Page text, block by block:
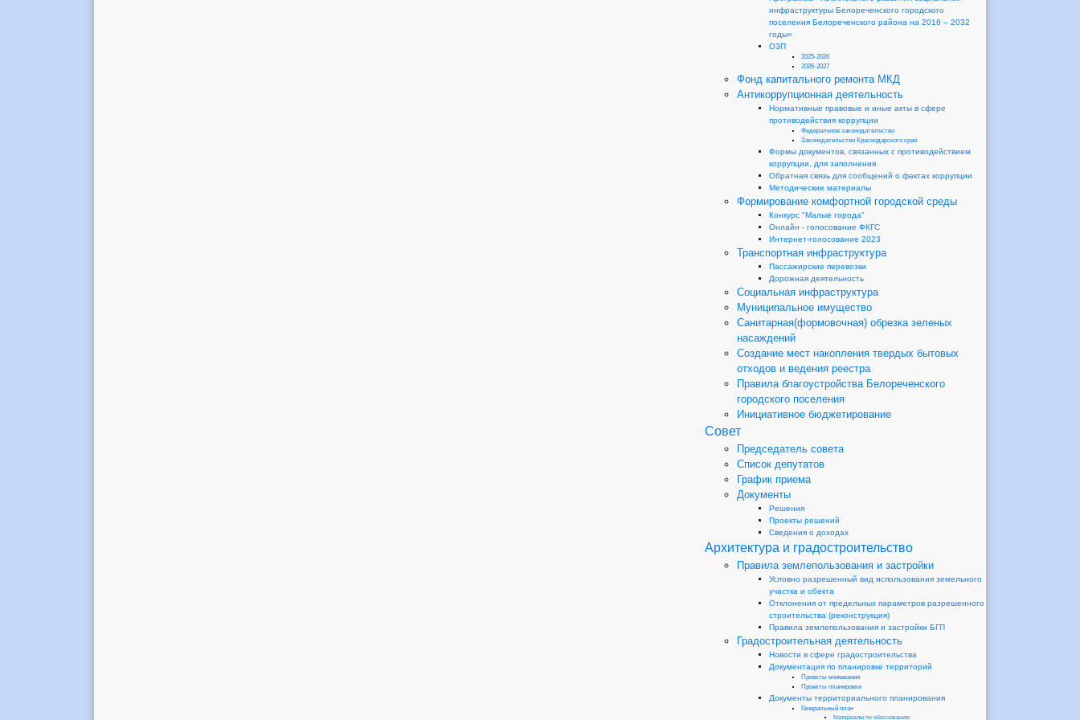
инфраструктуры Белореченского городского
поселения Белореченского района на 2016 – 2032
годы»
ОЗП
2025-2026
2026-2027
Фонд капитального ремонта МКД
Антикоррупционная деятельность
Нормативные правовые и иные акты в сфере
противодействия коррупции
Федеральное законодательство
Законодательство Краснодарского края
Формы документов, связанных с противодействием
коррупции, для заполнения
Обратная связь для сообщений о фактах коррупции
Методические материалы
Формирование комфортной городской среды
Конкурс "Малые города"
Онлайн - голосование ФКГС
Интернет-голосование 2023
Транспортная инфраструктура
Пассажирские перевозки
Дорожная деятельность
Социальная инфраструктура
Муниципальное имущество
Санитарная(формовочная) обрезка зеленых
насаждений
Создание мест накопления твердых бытовых
отходов и ведения реестра
Правила благоустройства Белореченского
городского поселения
Инициативное бюджетирование
Совет
Председатель совета
Список депутатов
График приема
Документы
Решения
Проекты решений
Сведения о доходах
Архитектура и градостроительство
Правила землепользования и застройки
Условно разрешенный вид использования земельного
участка и обекта
Отклонения от предельных параметров разрешенного
строительства (реконструкция)
Правила землепользования и застройки БГП
Градостроительная деятельность
Новости в сфере градостроительства
Документация по планировке территорий
Проекты межевания
Проекты планировки
Документы территориального планирования
Генеральный план
Материалы по обоснованию